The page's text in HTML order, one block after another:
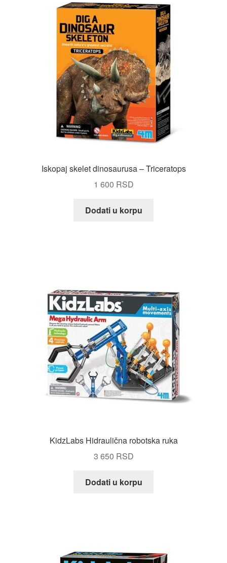
Iskopaj skelet dinosaurusa – Triceratops
1 600 RSD
Dodati u korpu
KidzLabs Hidraulična robotska ruka
3 650 RSD
Dodati u korpu